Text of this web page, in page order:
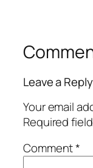
Leave a Reply
Your email
Required
Comment*